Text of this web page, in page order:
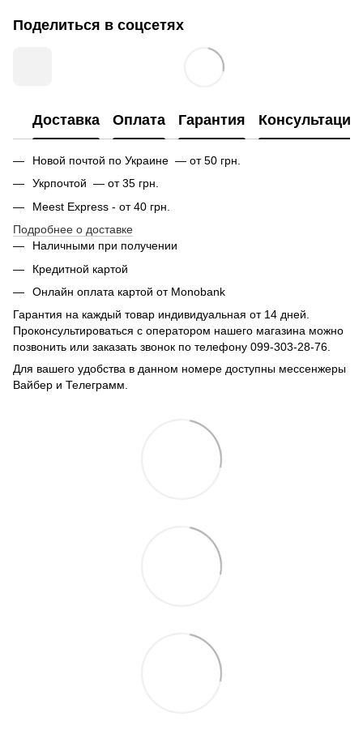
Поделиться в соцсетях
Доставка Оплата Гарантия Консультация
Новой почтой по Украине — от 50 грн.
Укрпочтой — от 35 грн.
Meest Express - от 40 грн.
Подробнее о доставке
Наличными при получении
Кредитной картой
Онлайн оплата картой от Monobank
Гарантия на каждый товар индивидуальная от 14 дней.
Проконсультироваться с оператором нашего магазина можно
позвонить или заказать звонок по телефону 099-303-28-76.
Для вашего удобства в данном номере доступны мессенжеры
Вайбер и Телеграмм.